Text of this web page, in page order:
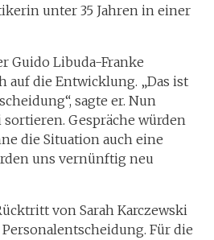
unter 35 Jahren in einer
Guido Libuda-Franke
auf die Entwicklung. „Das ist
sagte er. Nun
sortieren. Gespräche würden
die Situation auch eine
uns vernünftig neu
von Sarah Karczewski
Für die